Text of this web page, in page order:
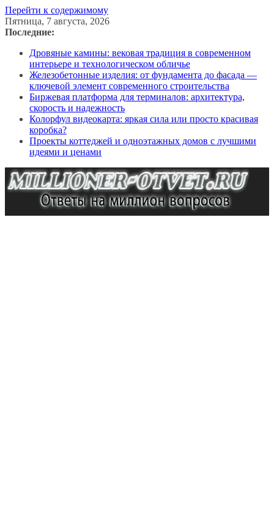
Перейти к содержимому
Пятница, 7 августа, 2026
Последние:
Дровяные камины: вековая традиция в современном
интерьере и технологическом обличье
Железобетонные изделия: от фундамента до фасада —
ключевой элемент современного строительства
Биржевая платформа для терминалов: архитектура,
скорость и надежность
Колорфул видеокарта: яркая сила или просто красивая
коробка?
Проекты коттеджей и одноэтажных домов с лучшими
идеями и ценами